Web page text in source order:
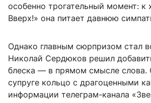
особенно трогательный момент: к
Вверх!» она питает давнюю
Однако главным сюрпризом стал
Николай Сердюков решил
блеска — в прямом смысле слова.
супруге кольцо с драгоценными
информации телеграм-канала